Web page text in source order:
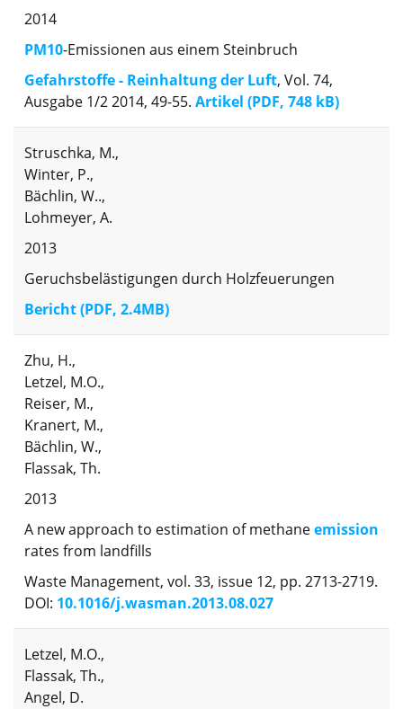
2014
PM10-Emissionen aus einem Steinbruch
Gefahrstoffe - Reinhaltung der Luft, Vol. 74,
Ausgabe 1/2 2014, 49-55. Artikel (PDF, 748 kB)
Struschka, M.,
Winter, P.,
Bächlin, W..,
Lohmeyer, A.
2013
Geruchsbelästigungen durch Holzfeuerungen
Bericht (PDF, 2.4MB)
Zhu, H.,
Letzel, M.O.,
Reiser, M.,
Kranert, M.,
Bächlin, W.,
Flassak, Th.
2013
A new approach to estimation of methaneemission
rates from landfills
Waste Management, vol. 33, issue 12, pp. 2713-2719.
DOI: 10.1016/j.wasman.2013.08.027
Letzel, M.O.,
Flassak, Th.,
Angel, D.